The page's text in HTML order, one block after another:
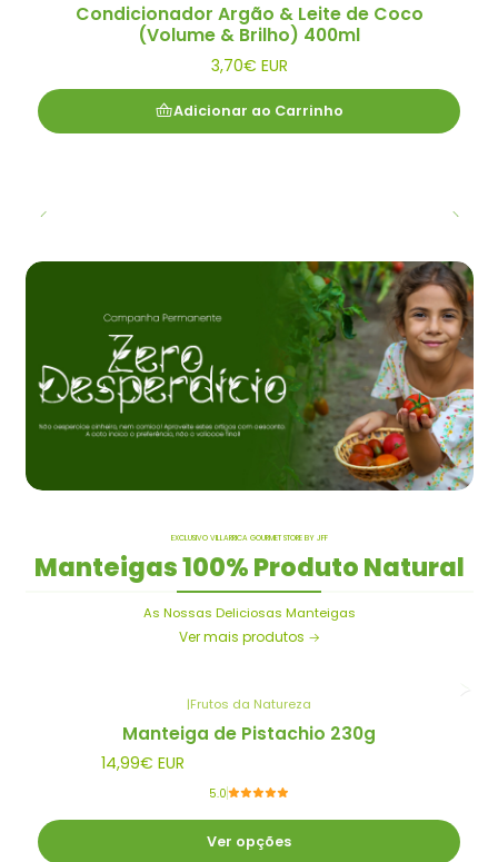
Condicionador Argão & Leite de Coco
(Volume & Brilho) 400ml
3,70€ EUR
Adicionar ao Carrinho
EXCLUSIVO VILLARRICA GOURMET STORE BY JFF
Manteigas 100% Produto Natural
As Nossas Deliciosas Manteigas
Ver mais produtos
|Frutos da Natureza
Manteiga de Pistachio 230g
14,99€ EUR
5.0
Ver opções